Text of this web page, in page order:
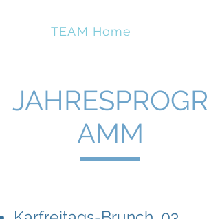
BMWTEAM Home
JAHRESPROGR
AMM